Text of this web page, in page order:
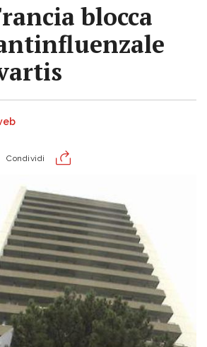
blocca
Condividi